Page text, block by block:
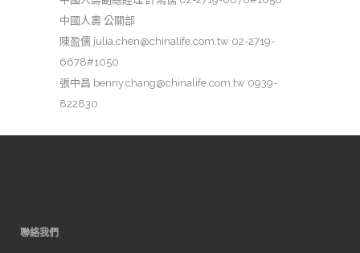
中國人壽 公關部
陳盈儒 julia.chen@chinalife.com.tw 02-2719-
6678#1050
張中昌 benny.chang@chinalife.com.tw 0939-
822830
聯絡我們